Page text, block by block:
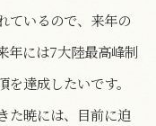
ているので、来年の
年には7大陸最高峰制
達成したいです。
た暁には、目前に迫